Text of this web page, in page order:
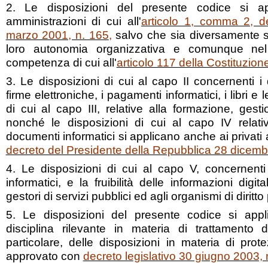
2. Le disposizioni del presente codice si
amministrazioni di cui all'articolo 1, comma 2,
marzo 2001, n. 165, salvo che sia diversamente
loro autonomia organizzativa e comunque
competenza di cui all'articolo 117 della
3. Le disposizioni di cui al capo II concernenti i
firme elettroniche, i pagamenti informatici, i libri e
di cui al capo III, relative alla formazione,
nonché le disposizioni di cui al capo IV
documenti informatici si applicano anche ai privati
decreto del Presidente della Repubblica 28
4. Le disposizioni di cui al capo V,
informatici, e la fruibilità delle informazioni
gestori di servizi pubblici ed agli organismi di diritto
5. Le disposizioni del presente codice si
disciplina rilevante in materia di trattamento
particolare, delle disposizioni in materia di
approvato con decreto legislativo 30 giugno 2003,